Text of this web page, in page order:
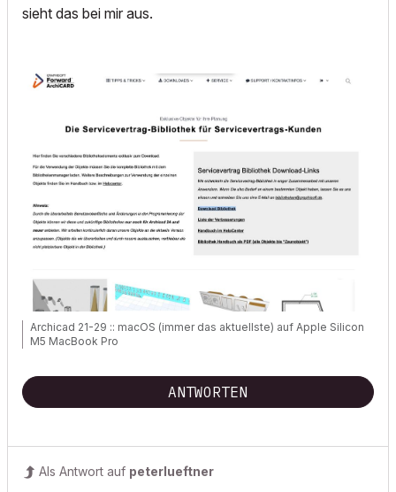
sieht das bei mir aus.
Archicad 21-29 :: macOS (immer das aktuellste) auf Apple Silicon
M5 MacBook Pro
ANTWORTEN
Als Antwort auf peterlueftner